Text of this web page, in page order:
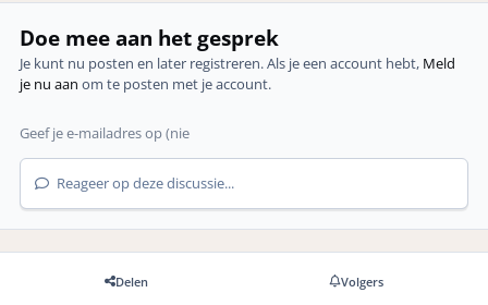
Doe mee aan het gesprek
Je kunt nu posten en later registreren. Als je een account hebt, Meld
je nu aan om te posten met je account.
Reageer op deze discussie...
Delen Volgers